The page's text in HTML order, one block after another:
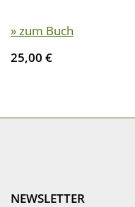
» zum Buch
25,00 €
NEWSLETTER